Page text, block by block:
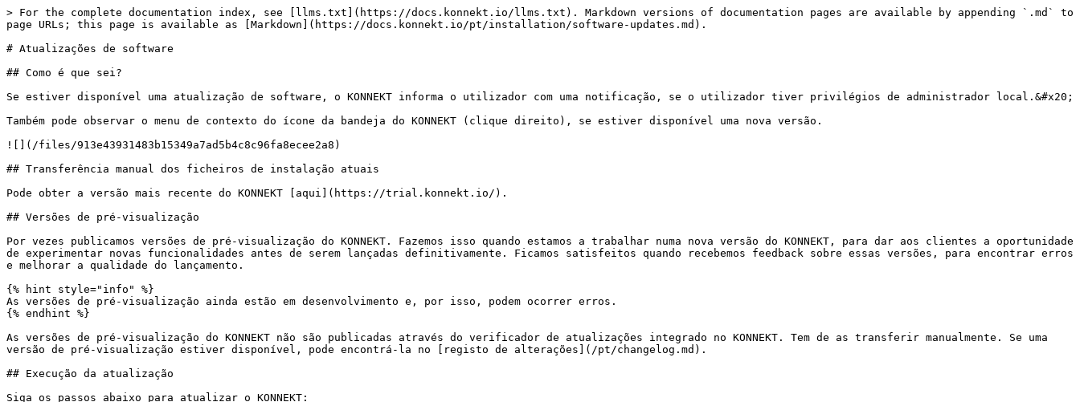
> For the complete documentation index, see [llms.txt](https://docs.konnekt.io/llms.txt). Markdown versions of documentation pages are available by appending `.md` to
page URLs; this page is available as [Markdown](https://docs.konnekt.io/pt/installation/software-updates.md).
# Atualizações de software
## Como é que sei?
Se estiver disponível uma atualização de software, o KONNEKT informa o utilizador com uma notificação, se o utilizador tiver privilégios de administrador local.&#x20;
Também pode observar o menu de contexto do ícone da bandeja do KONNEKT (clique direito), se estiver disponível uma nova versão.
![](/files/913e43931483b15349a7ad5b4c8c96fa8ecee2a8)
## Transferência manual dos ficheiros de instalação atuais
Pode obter a versão mais recente do KONNEKT [aqui](https://trial.konnekt.io/).
## Versões de pré-visualização
Por vezes publicamos versões de pré-visualização do KONNEKT. Fazemos isso quando estamos a trabalhar numa nova versão do KONNEKT, para dar aos clientes a oportunidade
de experimentar novas funcionalidades antes de serem lançadas definitivamente. Ficamos satisfeitos quando recebemos feedback sobre essas versões, para encontrar erros
e melhorar a qualidade do lançamento.
{% hint style="info" %}
As versões de pré-visualização ainda estão em desenvolvimento e, por isso, podem ocorrer erros.
{% endhint %}
As versões de pré-visualização do KONNEKT não são publicadas através do verificador de atualizações integrado no KONNEKT. Tem de as transferir manualmente. Se uma
versão de pré-visualização estiver disponível, pode encontrá-la no [registo de alterações](/pt/changelog.md).
## Execução da atualização
Siga os passos abaixo para atualizar o KONNEKT: